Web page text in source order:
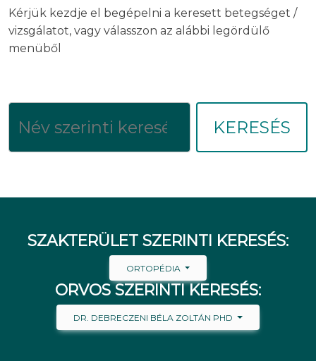
Kérjük kezdje el begépelni a keresett betegséget /
vizsgálatot, vagy válasszon az alábbi legördülő
menüből
KERESÉS
SZAKTERÜLET SZERINTI KERESÉS:
ORTOPÉDIA
ORVOS SZERINTI KERESÉS:
DR. DEBRECZENI BÉLA ZOLTÁN PHD